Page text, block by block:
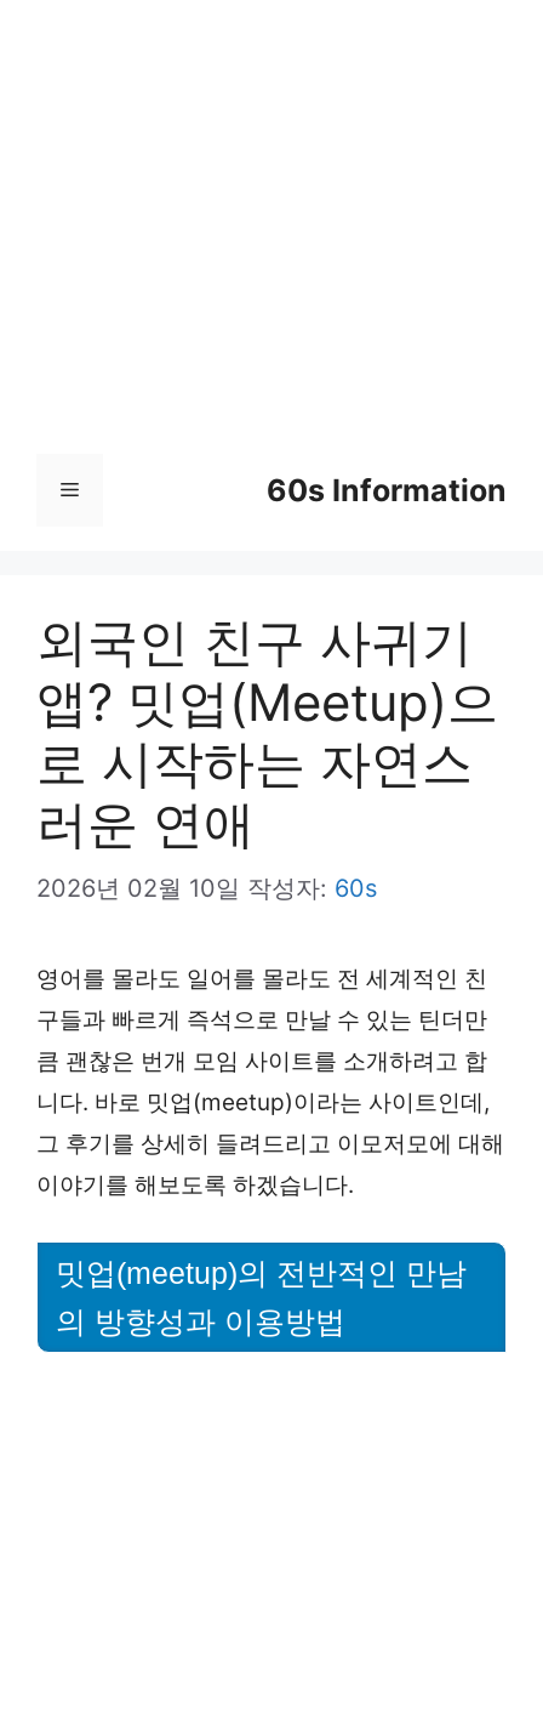
60s Information
메
외국인 친구 사귀기
앱? 밋업(Meetup)으
로 시작하는 자연스
러운 연애
2026년 02월 10일 작성자: 60s
영어를 몰라도 일어를 몰라도 전 세계적인 친
구들과 빠르게 즉석으로 만날 수 있는 틴더만
큼 괜찮은 번개 모임 사이트를 소개하려고 합
니다. 바로 밋업(meetup)이라는 사이트인데,
그 후기를 상세히 들려드리고 이모저모에 대해
이야기를 해보도록 하겠습니다.
밋업(meetup)의 전반적인 만남
의 방향성과 이용방법